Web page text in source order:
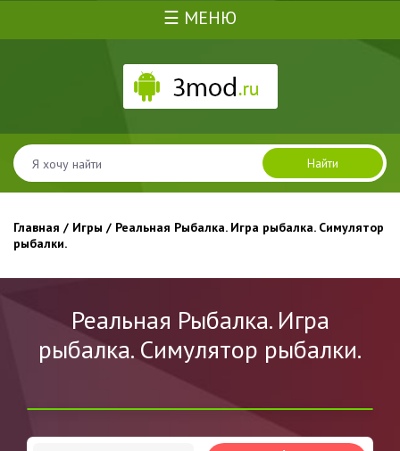
☰ МЕНЮ
Найти
Главная / Игры / Реальная Рыбалка. Игра рыбалка. Симулятор
рыбалки.
Реальная Рыбалка. Игра
рыбалка. Симулятор рыбалки.